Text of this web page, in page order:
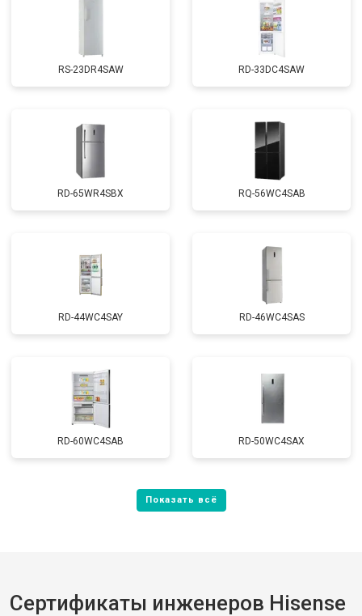
RS-23DR4SAW RD-33DC4SAW
RD-65WR4SBX RQ-56WC4SAB
RD-44WC4SAY RD-46WC4SAS
RD-60WC4SAB RD-50WC4SAX
Сертификаты инженеров Hisense